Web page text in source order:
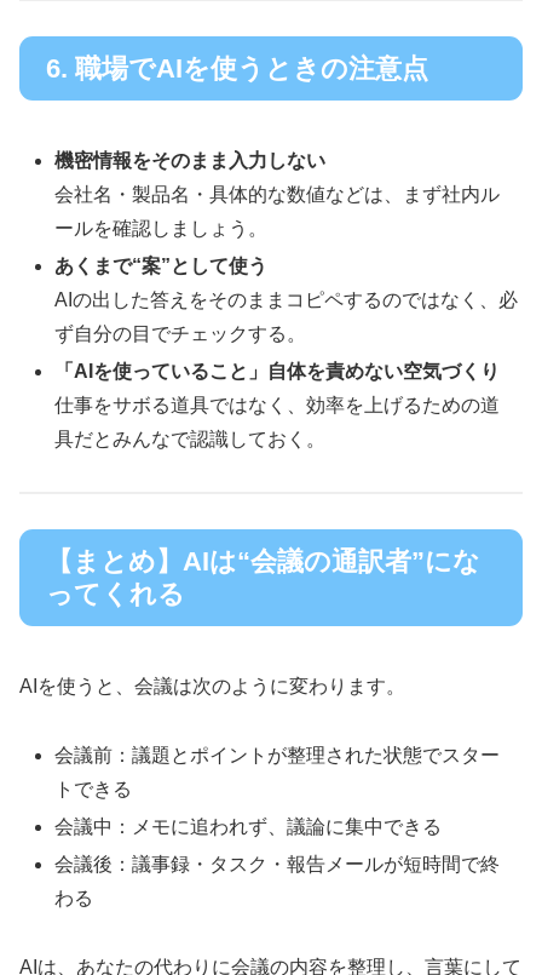
6. 職場でAIを使うときの注意点
機密情報をそのまま入力しない
会社名・製品名・具体的な数値などは、まず社内ル
ールを確認しましょう。
あくまで“案”として使う
AIの出した答えをそのままコピペするのではなく、必
ず自分の目でチェックする。
「AIを使っていること」自体を責めない空気づくり
仕事をサボる道具ではなく、効率を上げるための道
具だとみんなで認識しておく。
【まとめ】AIは“会議の通訳者”にな
ってくれる
AIを使うと、会議は次のように変わります。
会議前：議題とポイントが整理された状態でスター
トできる
会議中：メモに追われず、議論に集中できる
会議後：議事録・タスク・報告メールが短時間で終
わる
AIは、あなたの代わりに会議の内容を整理し、言葉にして